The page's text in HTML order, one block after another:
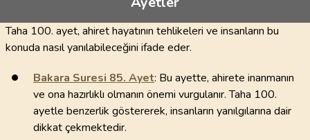
Taha 100. ayet, ahiret hayatının tehlikeleri ve insanların bu
konuda nasıl yanılabileceğini ifade eder.
Bakara Suresi 85. Ayet: Bu ayette, ahirete inanmanın
ve ona hazırlıklı olmanın önemi vurgulanır. Taha 100.
ayetle benzerlik göstererek, insanların yanılgılarına dair
dikkat çekmektedir.